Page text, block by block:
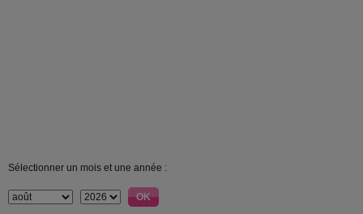
Sélectionner un mois et une année :